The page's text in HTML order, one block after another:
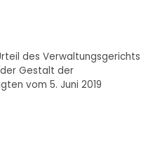
des Verwaltungsgerichts
der Gestalt der
vom 5. Juni 2019